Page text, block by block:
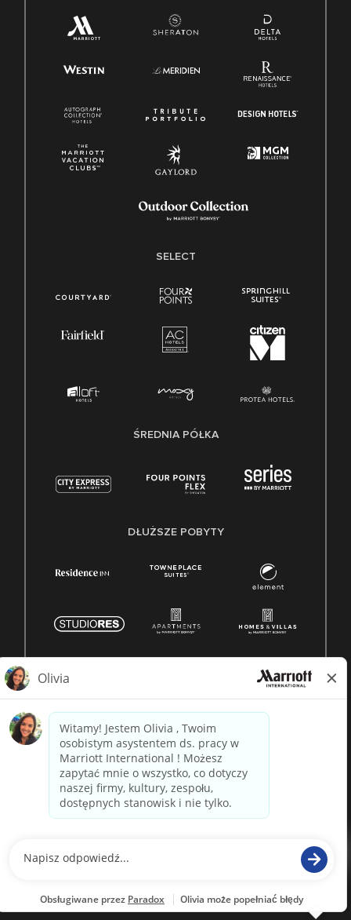
SELECT
ŚREDNIA PÓŁKA
DŁUŻSZE POBYTY
zastrzeżone. Własność Marriott
paradox.ai